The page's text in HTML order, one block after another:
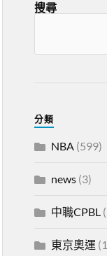
搜尋
分類
NBA(599)
news(3)
中職CPBL
東京奧運